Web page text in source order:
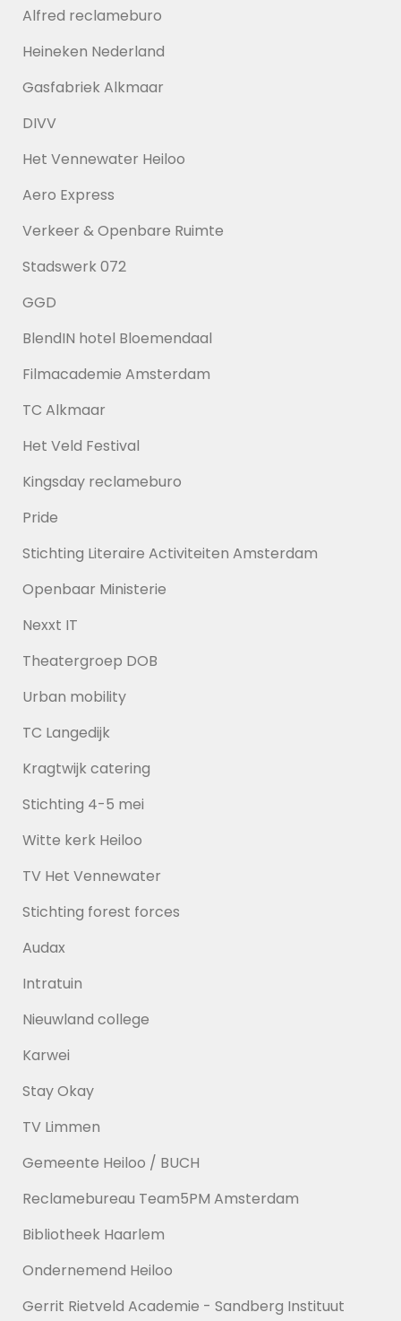
Alfred reclameburo
Heineken Nederland
Gasfabriek Alkmaar
DIVV
Het Vennewater Heiloo
Aero Express
Verkeer & Openbare Ruimte
Stadswerk 072
GGD
BlendIN hotel Bloemendaal
Filmacademie Amsterdam
TC Alkmaar
Het Veld Festival
Kingsday reclameburo
Pride
Stichting Literaire Activiteiten Amsterdam
Openbaar Ministerie
Nexxt IT
Theatergroep DOB
Urban mobility
TC Langedijk
Kragtwijk catering
Stichting 4-5 mei
Witte kerk Heiloo
TV Het Vennewater
Stichting forest forces
Audax
Intratuin
Nieuwland college
Karwei
Stay Okay
TV Limmen
Gemeente Heiloo / BUCH
Reclamebureau Team5PM Amsterdam
Bibliotheek Haarlem
Ondernemend Heiloo
Gerrit Rietveld Academie - Sandberg Instituut